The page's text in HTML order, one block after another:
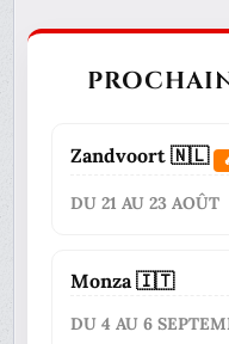
Zandvoort 🇳🇱
DU 21 AU 23 AOÛT
Monza 🇮🇹
DU 4 AU 6